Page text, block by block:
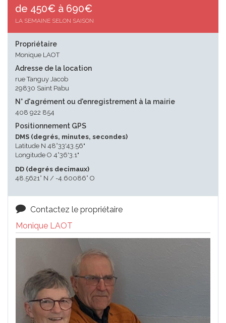
de 450€ à 690€
LA SEMAINE SELON SAISON
Propriétaire
Monique LAOT
Adresse de la location
rue Tanguy Jacob
29830 Saint Pabu
N° d'agrément ou d'enregistrement à la mairie
408 922 854
Positionnement GPS
DMS (degrés, minutes, secondes)
Latitude N 48°33'43.56"
Longitude O 4°36'3.1"
DD (degrés decimaux)
48.5621° N / -4.60086° O
Contactez le propriétaire
Monique LAOT